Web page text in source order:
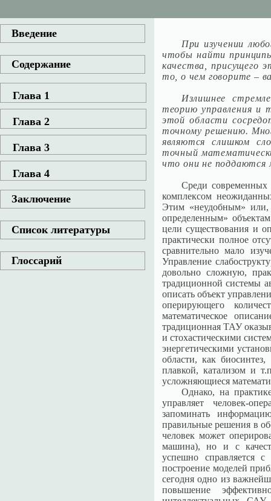
Введение
Содержание
Глава 1
Глава 2
Глава 3
Глава 4
Заключение
Список литературы
Глоссарий
При изучении
чтобы найти
качества, присущего
то, о чем говорите –
Излишнее
теорию управления и
этой области
точному решению.
являются слишком
точный
что они не поддаются
Среди современных
комплексом
Этим «неудобным» или,
определенным»
цели существования и
практически полное
сравнительно мало
Управление
довольно сложную,
традиционной системы
описать объект
оперирующего
математическое
традиционная ТАУ
и стохастическими
энергетическими
области, как
плавкой, катализом и
усложняющиеся
Однако, на
управляет человек-
запоминать
правильные решения в
человек может
машина), но и с
успешно справляется
построение моделей
сегодня одно из
повышение